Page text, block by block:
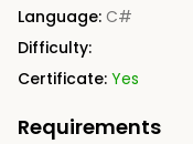
Language: C#
Difficulty:
Certificate: Yes
Requirements